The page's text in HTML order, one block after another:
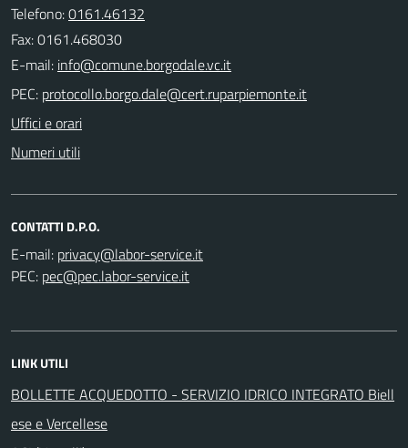
Telefono:0161.46132
Fax: 0161.468030
E-mail:
PEC:
Uffici e orari
Numeri utili
CONTATTI D.P.O.
E-mail:
PEC:
LINK UTILI
BOLLETTE ACQUEDOTTO - SERVIZIO IDRICO INTEGRATO Biell
ese e Vercellese